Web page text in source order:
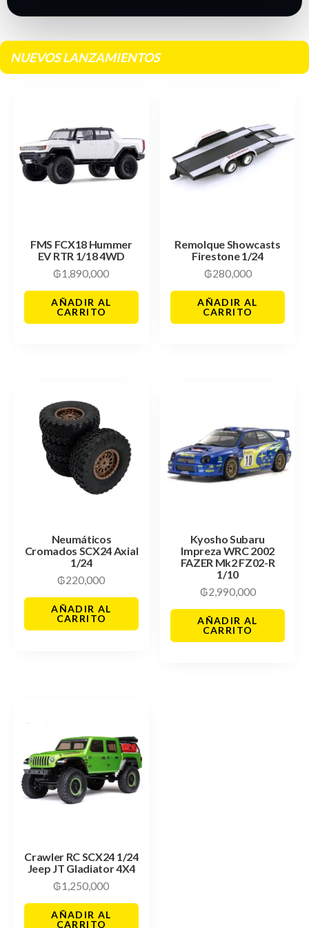
NUEVOS LANZAMIENTOS
FMS FCX18 Hummer
EV RTR 1/18 4WD
₲1,890,000
AÑADIR AL
CARRITO
Remolque Showcasts
Firestone 1/24
₲280,000
AÑADIR AL
CARRITO
Neumáticos
Cromados SCX24 Axial
1/24
₲220,000
AÑADIR AL
CARRITO
Kyosho Subaru
Impreza WRC 2002
FAZER Mk2 FZ02-R
1/10
₲2,990,000
AÑADIR AL
CARRITO
Crawler RC SCX24 1/24
Jeep JT Gladiator 4X4
₲1,250,000
AÑADIR AL
CARRITO